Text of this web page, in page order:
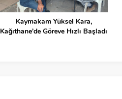
Kaymakam Yüksel Kara,
Kağıthane’de Göreve Hızlı Başladı